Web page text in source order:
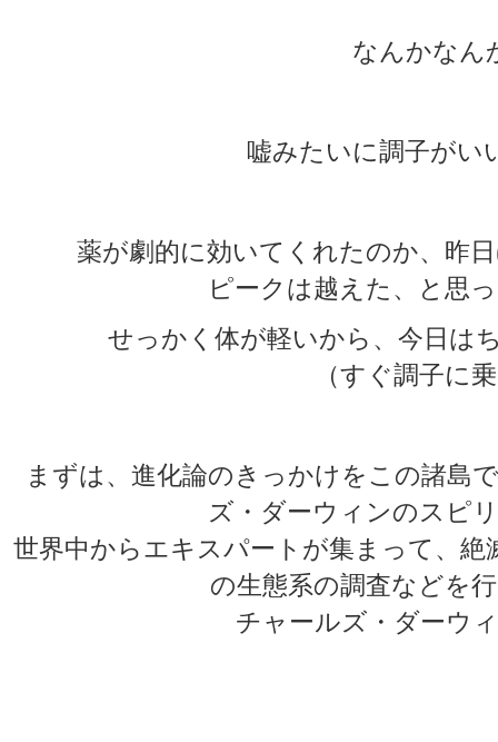
なんかなん
嘘みたいに調子がい
薬が劇的に効いてくれたのか、昨
ピークは越えた、と思
せっかく体が軽いから、今日は
（すぐ調子に
まずは、進化論のきっかけをこの諸島
ズ・ダーウィンのスピ
世界中からエキスパートが集まって、
の生態系の調査などを
チャールズ・ダーウ